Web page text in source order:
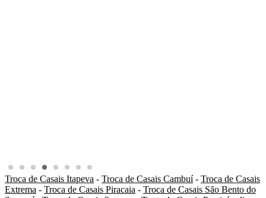
Troca de Casais Itapeva - Troca de Casais Cambuí- Troca de Casais
Extrema - Troca de Casais Piracaia - Troca de Casais São Bento do